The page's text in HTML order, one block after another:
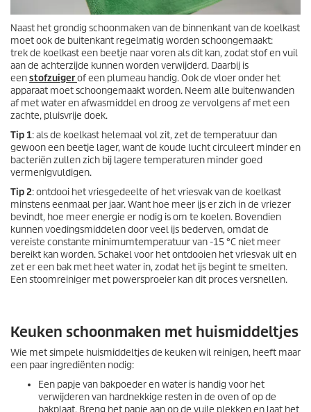
Naast het grondig schoonmaken van de binnenkant van de koelkast
moet ook de buitenkant regelmatig worden schoongemaakt:
trek de koelkast een beetje naar voren als dit kan, zodat stof en vuil
aan de achterzijde kunnen worden verwijderd. Daarbij is
eenstofzuigerof een plumeau handig. Ook de vloer onder het
apparaat moet schoongemaakt worden. Neem alle buitenwanden
af met water en afwasmiddel en droog ze vervolgens af met een
zachte, pluisvrije doek.
Tip 1: als de koelkast helemaal vol zit, zet de temperatuur dan
gewoon een beetje lager, want de koude lucht circuleert minder en
bacteriën zullen zich bij lagere temperaturen minder goed
vermenigvuldigen.
Tip 2: ontdooi het vriesgedeelte of het vriesvak van de koelkast
minstens eenmaal per jaar. Want hoe meer ijs er zich in de vriezer
bevindt, hoe meer energie er nodig is om te koelen. Bovendien
kunnen voedingsmiddelen door veel ijs bederven, omdat de
vereiste constante minimumtemperatuur van -15 °C niet meer
bereikt kan worden. Schakel voor het ontdooien het vriesvak uit en
zet er een bak met heet water in, zodat het ijs begint te smelten.
Een stoomreiniger met powersproeier kan dit proces versnellen.
Keuken schoonmaken met huismiddeltjes
Wie met simpele huismiddeltjes de keuken wil reinigen, heeft maar
een paar ingrediënten nodig:
Een papje van bakpoeder en water is handig voor het
verwijderen van hardnekkige resten in de oven of op de
bakplaat. Breng het papje aan op de vuile plekken en laat het